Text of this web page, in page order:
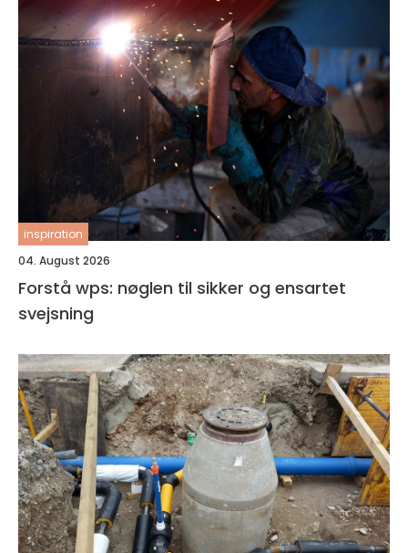
inspiration
04. August 2026
Forstå wps: nøglen til sikker og ensartet
svejsning